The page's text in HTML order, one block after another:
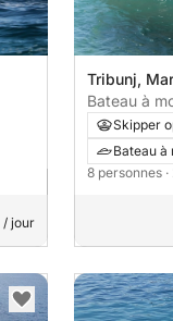
/ jour
Tribunj,
Skipper
Bateau à
8 personnes